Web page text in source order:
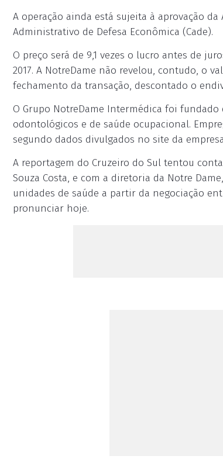
A operação ainda está sujeita à aprovação
Administrativo de Defesa Econômica (Cade).
O preço será de 9,1 vezes o lucro antes de
2017. A NotreDame não revelou, contudo, o
fechamento da transação, descontado o
O Grupo NotreDame Intermédica foi fundado
odontológicos e de saúde ocupacional.
segundo dados divulgados no site da
A reportagem do Cruzeiro do Sul tentou
Souza Costa, e com a diretoria da Notre
unidades de saúde a partir da negociação
pronunciar hoje.